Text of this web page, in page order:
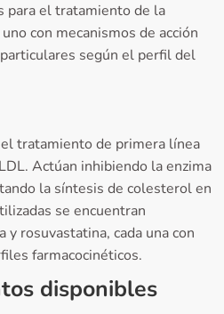
para el tratamiento de la
con mecanismos de acción
según el perfil del
tratamiento de primera línea
Actúan inhibiendo la enzima
la síntesis de colesterol en
se encuentran
rosuvastatina, cada una con
farmacocinéticos.
disponibles